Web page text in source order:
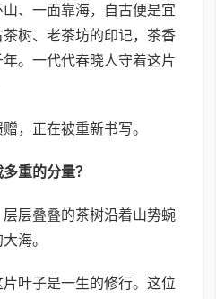
、一面靠海，自古便是宜
树、老茶坊的印记，茶香
。一代代春晓人守着这片
，正在被重新书写。
多重的分量？
层叠叠的茶树沿着山势蜿
海。
叶子是一生的修行。这位